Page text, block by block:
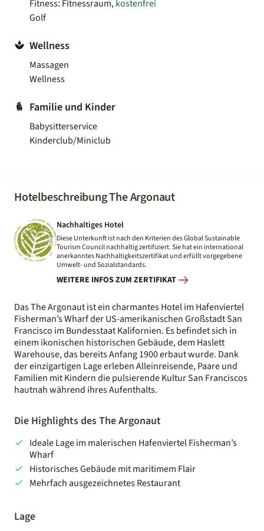
Fitness: Fitnessraum,kostenfrei
Golf
Wellness
Massagen
Wellness
Familie und Kinder
Babysitterservice
Kinderclub/Miniclub
Hotelbeschreibung The Argonaut
Nachhaltiges Hotel
Diese Unterkunft ist nach den Kriterien des Global Sustainable
Tourism Council nachhaltig zertifiziert. Sie hat ein international
anerkanntes Nachhaltigkeitszertifikat und erfüllt vorgegebene
Umwelt- und Sozialstandards.
WEITERE INFOS ZUM ZERTIFIKAT
Das The Argonaut ist ein charmantes Hotel im Hafenviertel
Fisherman’s Wharf der US-amerikanischen Großstadt San
Francisco im Bundesstaat Kalifornien. Es befindet sich in
einem ikonischen historischen Gebäude, dem Haslett
Warehouse, das bereits Anfang 1900 erbaut wurde. Dank
der einzigartigen Lage erleben Alleinreisende, Paare und
Familien mit Kindern die pulsierende Kultur San Franciscos
hautnah während ihres Aufenthalts.
Die Highlights des The Argonaut
Ideale Lage im malerischen Hafenviertel Fisherman’s
Wharf
Historisches Gebäude mit maritimem Flair
Mehrfach ausgezeichnetes Restaurant
Lage